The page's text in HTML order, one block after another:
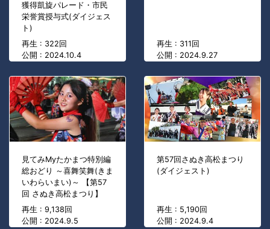
獲得凱旋パレード・市民
栄誉賞授与式(ダイジェス
ト)
再生 : 322回
公開 : 2024.10.4
再生 : 311回
公開 : 2024.9.27
見てみMyたかまつ特別編
総おどり ～喜舞笑舞(きま
いわらいまい)～ 【第57
回 さぬき高松まつり】
再生 : 9,138回
公開 : 2024.9.5
第57回さぬき高松まつり
(ダイジェスト)
再生 : 5,190回
公開 : 2024.9.4